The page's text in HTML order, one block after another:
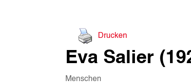
Drucken
Eva Salier
Menschen